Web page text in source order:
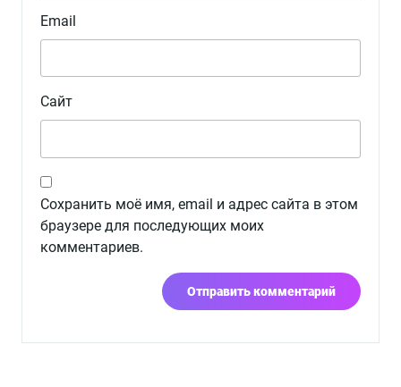
Email
Сайт
Сохранить моё имя, email и адрес сайта в этом
браузере для последующих моих
комментариев.